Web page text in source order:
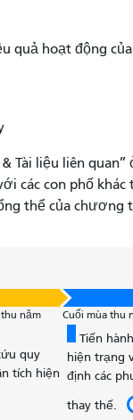
quả hoạt động
Tài liệu liên
các con phố
thể của chương
năm
quy
tích hiện
Cuối mùa thu
Tiến
hiện trạng
định các
thay thế.